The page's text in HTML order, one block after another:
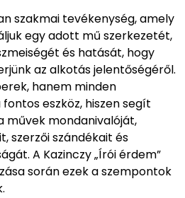
szakmai tevékenység, amely
egy adott mű szerkezetét,
és hatását, hogy
az alkotás jelentőségéről.
hanem minden
eszköz, hiszen segít
művek mondanivalóját,
szerzői szándékait és
A Kazinczy „Írói érdem”
során ezek a szempontok